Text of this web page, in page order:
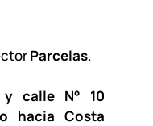
Parcelas.
y calle N° 10
hacia Costa